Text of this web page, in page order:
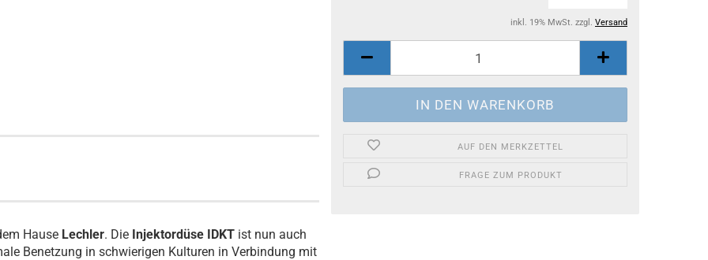
inkl. 19% MwSt. zzgl. Versand
AUF DEN MERKZETTEL
FRAGE ZUM PRODUKT
Hause Lechler. Die Injektordüse IDKT ist nun auch
Benetzung in schwierigen Kulturen in Verbindung mit